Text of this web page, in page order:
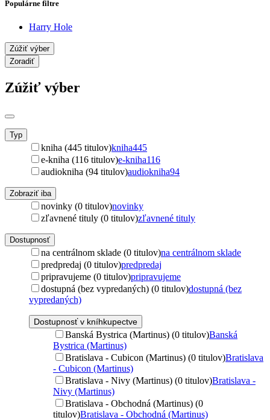
Populárne filtre
Harry Hole
Zúžiť výber
Zoradiť
Zúžiť výber
Typ
kniha (445 titulov)kniha445
e-kniha (116 titulov)e-kniha116
audiokniha (94 titulov)audiokniha94
Zobraziť iba
novinky (0 titulov)novinky
zľavnené tituly (0 titulov)zľavnené tituly
Dostupnosť
na centrálnom sklade (0 titulov)na centrálnom sklade
predpredaj (0 titulov)predpredaj
pripravujeme (0 titulov)pripravujeme
dostupná (bez vypredaných) (0 titulov)dostupná (bez
vypredaných)
Dostupnosť v kníhkupectve
Banská Bystrica (Martinus) (0 titulov)Banská
Bystrica (Martinus)
Bratislava - Cubicon (Martinus) (0 titulov)Bratislava
- Cubicon (Martinus)
Bratislava - Nivy (Martinus) (0 titulov)Bratislava -
Nivy (Martinus)
Bratislava - Obchodná (Martinus) (0
titulov)Bratislava - Obchodná (Martinus)